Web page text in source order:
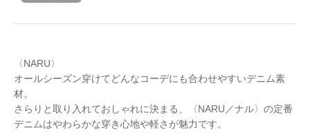
〈NARU〉
オールシーズン穿けてどんなコーデにも合わせやすいデニム素
材。
さらりと取り入れておしゃれに決まる、〈NARU／ナル〉の定番
デニムはやわらかな穿き心地や軽さが魅力です。